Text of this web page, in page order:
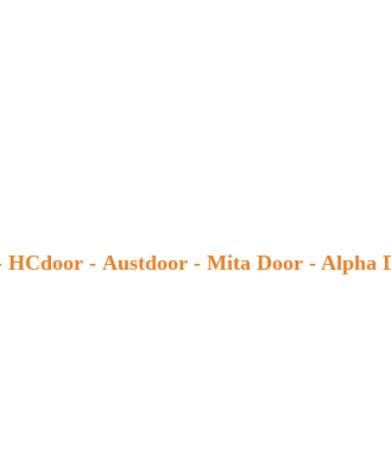
HCdoor - Austdoor - Mita Door - Alpha